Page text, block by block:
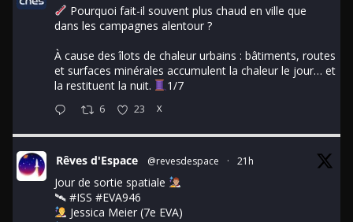
Pourquoi fait-il souvent plus chaud en ville que
dans les campagnes alentour ?
À cause des îlots de chaleur urbains : bâtiments, routes
et surfaces minérales accumulent la chaleur le jour… et
la restituent la nuit.
1/7
6 23 X
Rêves d'Espace @revesdespace · 21h
Jour de sortie spatiale
🛰 #ISS #EVA946
Jessica Meier (7e EVA)